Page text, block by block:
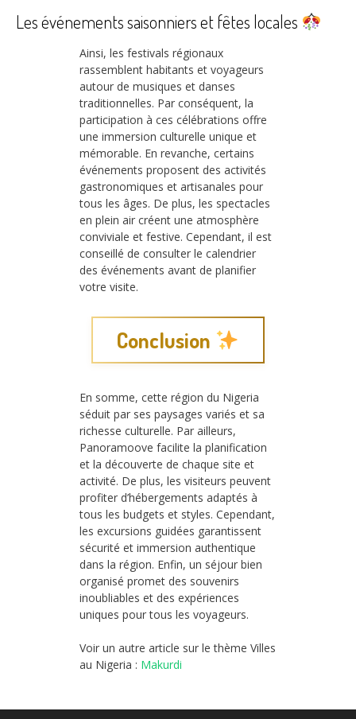
Les événements saisonniers et fêtes locales
Ainsi, les festivals régionaux
rassemblent habitants et voyageurs
autour de musiques et danses
traditionnelles. Par conséquent, la
participation à ces célébrations offre
une immersion culturelle unique et
mémorable. En revanche, certains
événements proposent des activités
gastronomiques et artisanales pour
tous les âges. De plus, les spectacles
en plein air créent une atmosphère
conviviale et festive. Cependant, il est
conseillé de consulter le calendrier
des événements avant de planifier
votre visite.
Conclusion
En somme, cette région du Nigeria
séduit par ses paysages variés et sa
richesse culturelle. Par ailleurs,
Panoramoove facilite la planification
et la découverte de chaque site et
activité. De plus, les visiteurs peuvent
profiter d’hébergements adaptés à
tous les budgets et styles. Cependant,
les excursions guidées garantissent
sécurité et immersion authentique
dans la région. Enfin, un séjour bien
organisé promet des souvenirs
inoubliables et des expériences
uniques pour tous les voyageurs.
Voir un autre article sur le thème Villes
au Nigeria : Makurdi